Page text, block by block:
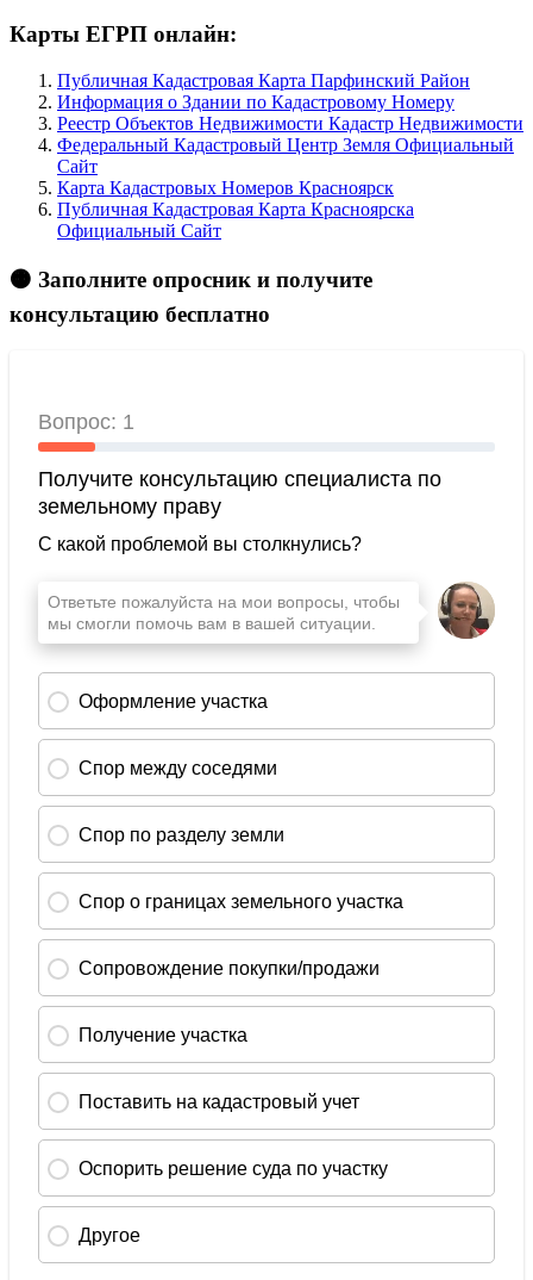
Карты ЕГРП онлайн:
Публичная Кадастровая Карта Парфинский Район
Информация о Здании по Кадастровому Номеру
Реестр Объектов Недвижимости Кадастр Недвижимости
Федеральный Кадастровый Центр Земля Официальный
Сайт
Карта Кадастровых Номеров Красноярск
Публичная Кадастровая Карта Красноярска
Официальный Сайт
🟠 Заполните опросник и получите
консультацию бесплатно